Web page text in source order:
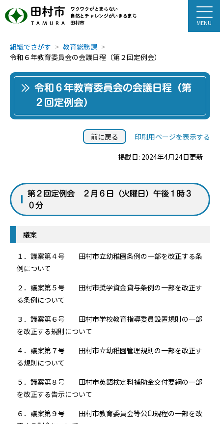
田村市
TAMURA
ワクワクがとまらない
自然とチャレンジがいきるまち
田村市
組織でさがす
教育総務課
令和６年教育委員会の会議日程（第２回定例会）
令和６年教育委員会の会議日程（第
２回定例会）
前に戻る 印刷用ページを表示する
掲載日: 2024年4月24日更新
第２回定例会 ２月６日（火曜日）午後１時３
０分
議案
１．議案第４号 田村市立幼稚園条例の一部を改正する条
例について
２．議案第５号 田村市奨学資金貸与条例の一部を改正す
る条例について
３．議案第６号 田村市学校教育指導委員設置規則の一部
を改正する規則について
４．議案第７号 田村市立幼稚園管理規則の一部を改正す
る規則について
５．議案第８号 田村市英語検定料補助金交付要綱の一部
を改正する告示について
６．議案第９号 田村市教育委員会等公印規程の一部を改